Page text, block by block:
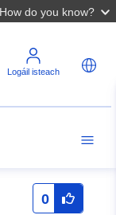
How do you know?
Logáil isteach
0